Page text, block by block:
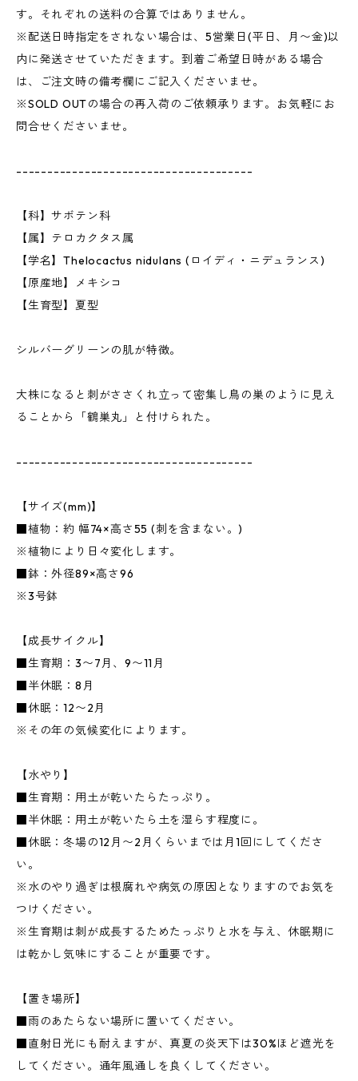
す。それぞれの送料の合算ではありません。
※配送日時指定をされない場合は、5営業日(平日、月〜金)以
内に発送させていただきます。到着ご希望日時がある場合
は、ご注文時の備考欄にご記入くださいませ。
※SOLD OUTの場合の再入荷のご依頼承ります。お気軽にお
問合せくださいませ。
--------------------------------------
【科】サボテン科
【属】テロカクタス属
【学名】Thelocactus nidulans (ロイディ・ニデュランス)
【原産地】メキシコ
【生育型】夏型
シルバーグリーンの肌が特徴。
大株になると刺がささくれ立って密集し鳥の巣のように見え
ることから「鶴巣丸」と付けられた。
--------------------------------------
【サイズ(mm)】
■植物：約 幅74×高さ55 (刺を含まない。)
※植物により日々変化します。
■鉢：外径89×高さ96
※3号鉢
【成長サイクル】
■生育期：3〜7月、9〜11月
■半休眠：8月
■休眠：12〜2月
※その年の気候変化によります。
【水やり】
■生育期：用土が乾いたらたっぷり。
■半休眠：用土が乾いたら土を湿らす程度に。
■休眠：冬場の12月〜2月くらいまでは月1回にしてくださ
い。
※水のやり過ぎは根腐れや病気の原因となりますのでお気を
つけください。
※生育期は刺が成長するためたっぷりと水を与え、休眠期に
は乾かし気味にすることが重要です。
【置き場所】
■雨のあたらない場所に置いてください。
■直射日光にも耐えますが、真夏の炎天下は30%ほど遮光を
してください。通年風通しを良くしてください。